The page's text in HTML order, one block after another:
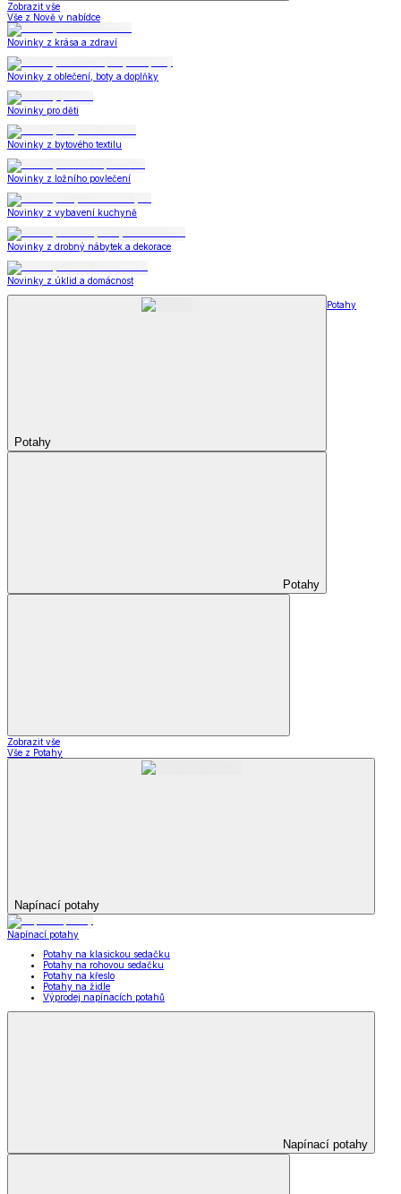
Zobrazit vše
Vše z Nově v nabídce
Novinky z krása a zdraví
Novinky z oblečení, boty a doplňky
Novinky pro děti
Novinky z bytového textilu
Novinky z ložního povlečení
Novinky z vybavení kuchyně
Novinky z drobný nábytek a dekorace
Novinky z úklid a domácnost
Potahy
Potahy
Potahy
Zobrazit vše
Vše z Potahy
Napínací potahy
Napínací potahy
Potahy na klasickou sedačku
Potahy na rohovou sedačku
Potahy na křeslo
Potahy na židle
Výprodej napínacích potahů
Napínací potahy